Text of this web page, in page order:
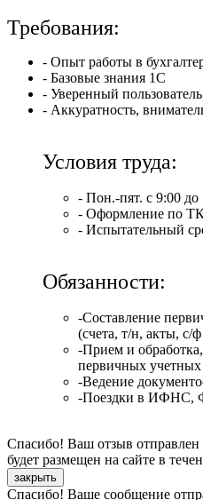
Требования:
- Опыт работы в
- Базовые знания 1С
- Уверенный
- Аккуратность,
Условия труда:
- Пон.-пят. с 9:00
- Оформление по
- Испытательный
Обязанности:
-Составление
(счета, т/н, акты, с/
-Прием и
первичных учетных
-Ведение
-Поездки в
Спасибо! Ваш отзыв
будет размещен на сайте в
закрыть
Спасибо! Ваше сообщение